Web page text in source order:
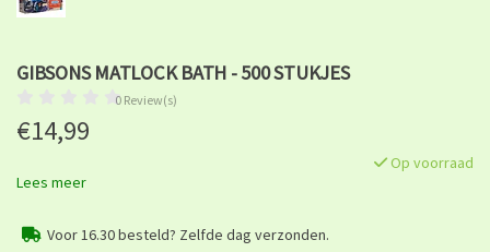
GIBSONS MATLOCK BATH - 500 STUKJES
0 Review(s)
€14,99
Op voorraad
Lees meer
Voor 16.30 besteld? Zelfde dag verzonden.